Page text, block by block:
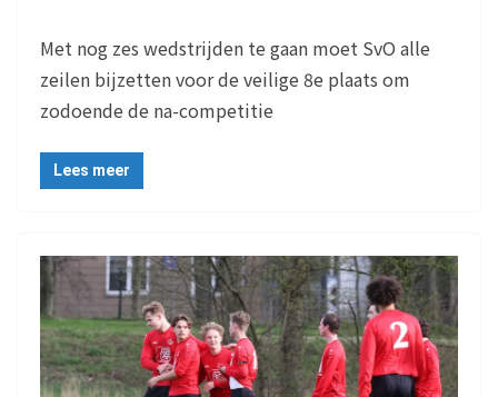
Met nog zes wedstrijden te gaan moet SvO alle
zeilen bijzetten voor de veilige 8e plaats om
zodoende de na-competitie
Lees meer